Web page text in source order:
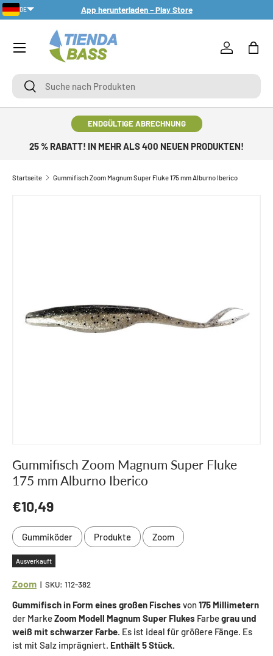
DIREKT ZUM INHALT
App herunterladen – Play Store
SucheSuche
Einloggen
ENDGÜLTIGE ABRECHNUNG
25 % RABATT! IN MEHR ALS 400 NEUEN PRODUKTEN!
Startseite Gummifisch Zoom Magnum Super Fluke 175 mm Alburno Iberico
Gummifisch Zoom Magnum Super Fluke
175 mm Alburno Iberico
Normaler Preis
€10,49
Gummiköder Produkte Zoom
Ausverkauft
Zoom | SKU: 112-382
Gummifisch in Form eines großen Fisches von175 Millimetern
der MarkeZoom Modell Magnum Super Flukes Farbegrau und
weiß mit schwarzer Farbe. Es ist ideal für größere Fänge. Es
ist mit Salz imprägniert. Enthält 5 Stück.
DE